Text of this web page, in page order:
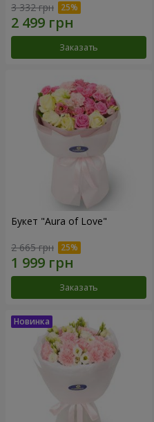
3 332 грн
Заказать
Букет "Aura of Love"
2 665 грн
Заказать